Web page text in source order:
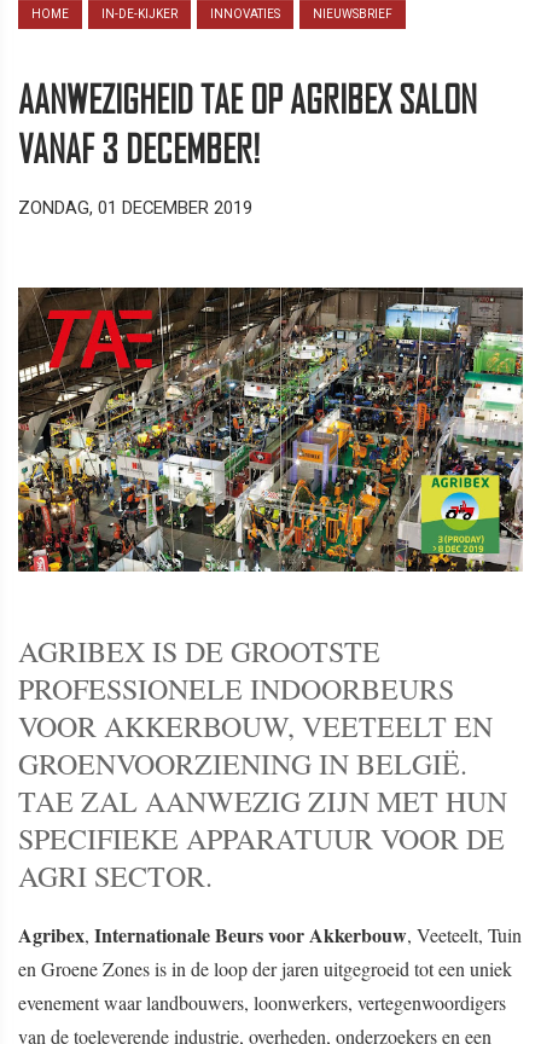
HOME IN-DE-KIJKER INNOVATIES NIEUWSBRIEF
AANWEZIGHEID TAE OP AGRIBEX SALON
VANAF 3 DECEMBER!
ZONDAG, 01 DECEMBER 2019
AGRIBEX IS DE GROOTSTE
PROFESSIONELE INDOORBEURS
VOOR AKKERBOUW, VEETEELT EN
GROENVOORZIENING IN BELGIË.
TAE ZAL AANWEZIG ZIJN MET HUN
SPECIFIEKE APPARATUUR VOOR DE
AGRI SECTOR.
Agribex, Internationale Beurs voor Akkerbouw, Veeteelt, Tuin
en Groene Zones is in de loop der jaren uitgegroeid tot een uniek
evenement waar landbouwers, loonwerkers, vertegenwoordigers
van de toeleverende industrie, overheden, onderzoekers en een